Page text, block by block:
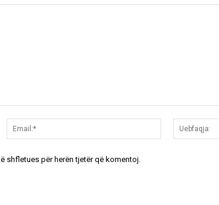
Email:*
shfletues për herën tjetër që komentoj.